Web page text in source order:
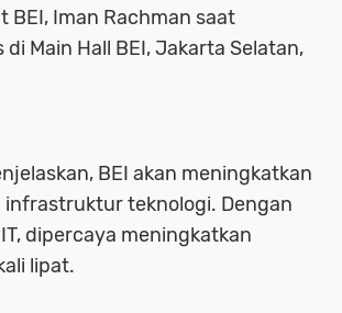
BEI, Iman Rachman saat
Main Hall BEI, Jakarta Selatan,
BEI akan meningkatkan
infrastruktur teknologi. Dengan
dipercaya meningkatkan
lipat.